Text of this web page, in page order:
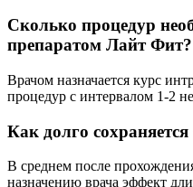
Сколько процедур
препаратом Лайт Фит?
Врачом назначается курс
процедур с интервалом 1-2
Как долго
В среднем после
назначению врача эффект